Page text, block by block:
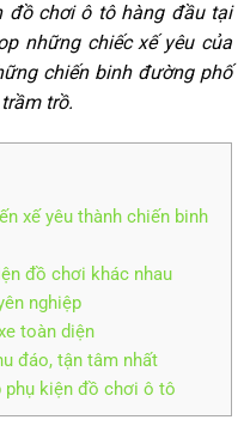
đồ chơi ô tô hàng đầu tại
những chiếc xế yêu của
chiến binh đường phố
trồ.
xế yêu thành chiến binh
đồ chơi khác nhau
nghiệp
toàn diện
đáo, tận tâm nhất
phụ kiện đồ chơi ô tô